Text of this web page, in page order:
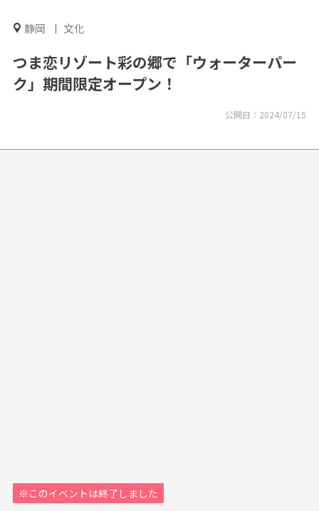
静岡 文化
つま恋リゾート彩の郷で「ウォーターパー
ク」期間限定オープン！
公開日： 2024/07/15
※このイベントは終了しました